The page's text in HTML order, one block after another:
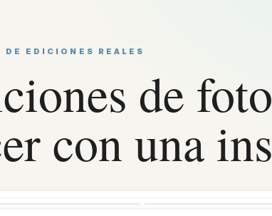
DE EDICIONES REALES
de
con una